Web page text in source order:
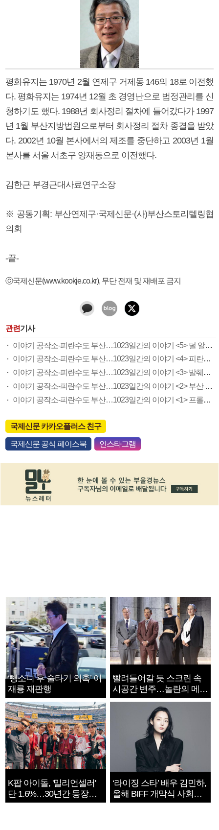
평화유지는 1970년 2월 연제구 거제동 146의 18로 이전했
다. 평화유지는 1974년 12월 초 경영난으로 법정관리를 신
청하기도 했다. 1988년 회사정리 절차에 들어갔다가 1997
년 1월 부산지방법원으로부터 회사정리 절차 종결을 받았
다. 2002년 10월 본사에서의 제조를 중단하고 2003년 1월
본사를 서울 서초구 양재동으로 이전했다.
김한근 부경근대사료연구소장
※ 공동기획: 부산연제구·국제신문·(사)부산스토리텔링협
의회
-끝-
ⓒ국제신문(www.kookje.co.kr), 무단 전재 및 재배포 금지
관련기사
이야기 공작소-피란수도 부산…1023일간의 이야기 <5> 덜 알려진 UN 참전국
이야기 공작소-피란수도 부산…1023일간의 이야기 <4> 피란수도가 부산에 남긴 것
이야기 공작소-피란수도 부산…1023일간의 이야기 <3> 발췌개헌안 통과현장, 무덕전
이야기 공작소-피란수도 부산…1023일간의 이야기 <2> 부산 전차와 남선전기 사옥
이야기 공작소-피란수도 부산…1023일간의 이야기 <1> 프롤로그
국제신문 카카오플러스 친구
국제신문 공식 페이스북 인스타그램
‘뺑소니 후 술타기 의혹’ 이
재룡 재판행
빨려들어갈 듯 스크린 속
시공간 변주…놀란의 메시
지는 ‘전쟁 속죄’
K팝 아이돌, '밀리언셀러'
단 1.6%…30년간 등장
1182개팀 전수조사
‘라이징 스타’ 배우 김민하,
올해 BIFF 개막식 사회자
확정